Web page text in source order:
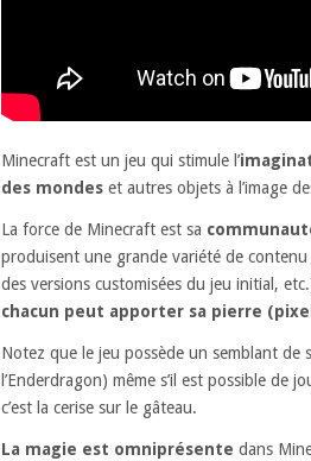
Minecraft est un jeu qui stimule l’
des mondes et autres objets à l’image
La force de Minecraft est sa
produisent une grande variété de
des versions customisées du jeu initial,
chacun peut apporter sa pierre
Notez que le jeu possède un semblant de
l’Enderdragon) même s’il est possible de
c’est la cerise sur le gâteau.
La magie est omniprésente dans